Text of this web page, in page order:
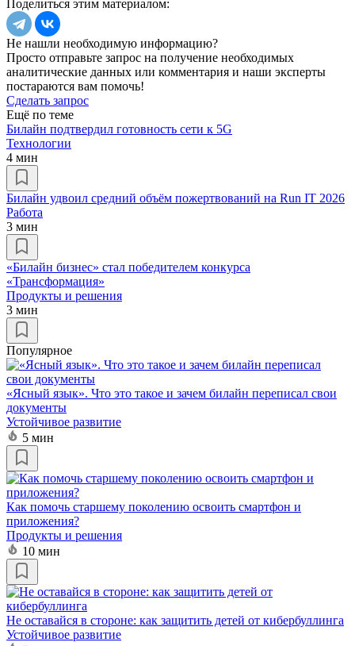
Поделиться этим материалом:
Не нашли необходимую информацию?
Просто отправьте запрос на получение необходимых
аналитические данных или комментария и наши эксперты
постараются вам помочь!
Сделать запрос
Ещё по теме
Билайн подтвердил готовность сети к 5G
Технологии
4 мин
Билайн удвоил средний объём пожертвований на Run IT 2026
Работа
3 мин
«Билайн бизнес» стал победителем конкурса
«Трансформация»
Продукты и решения
3 мин
Популярное
«Ясный язык». Что это такое и зачем билайн переписал свои
документы
Устойчивое развитие
5 мин
Как помочь старшему поколению освоить смартфон и
приложения?
Продукты и решения
10 мин
Не оставайся в стороне: как защитить детей от кибербуллинга
Устойчивое развитие